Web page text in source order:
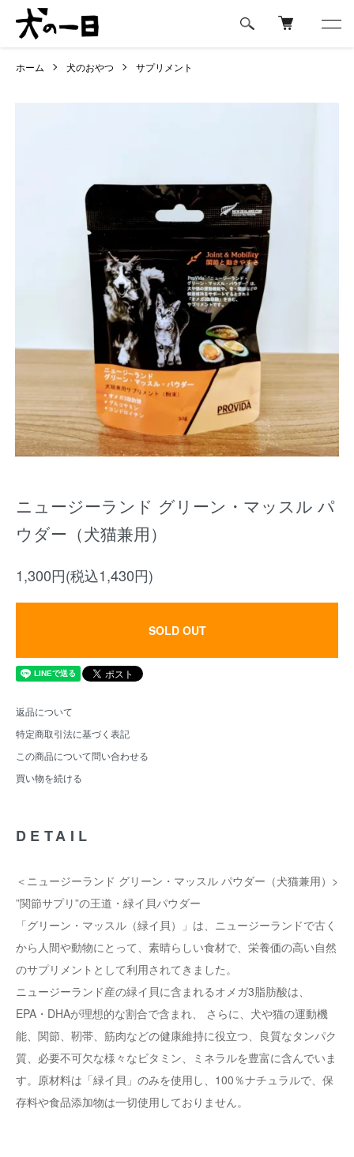
ホーム 犬のおやつ サプリメント
ニュージーランド グリーン・マッスル パ
ウダー（犬猫兼用）
1,300円(税込1,430円)
SOLD OUT
返品について
特定商取引法に基づく表記
この商品について問い合わせる
買い物を続ける
DETAIL
＜ニュージーランド グリーン・マッスル パウダー（犬猫兼用）>
”関節サプリ”の王道・緑イ貝パウダー
「グリーン・マッスル（緑イ貝）」は、ニュージーランドで古く
から人間や動物にとって、素晴らしい食材で、栄養価の高い自然
のサプリメントとして利用されてきました。
ニュージーランド産の緑イ貝に含まれるオメガ3脂肪酸は、
EPA・DHAが理想的な割合で含まれ、 さらに、犬や猫の運動機
能、関節、靭帯、筋肉などの健康維持に役立つ、良質なタンパク
質、必要不可欠な様々なビタミン、ミネラルを豊富に含んでいま
す。原材料は「緑イ貝」のみを使用し、100％ナチュラルで、保
存料や食品添加物は一切使用しておりません。